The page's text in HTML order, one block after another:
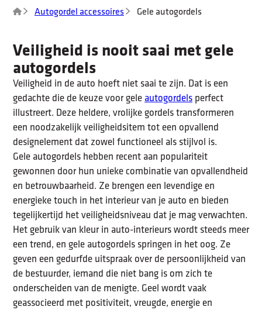
Autogordel accessoires Gele autogordels
Veiligheid is nooit saai met gele
autogordels
Veiligheid in de auto hoeft niet saai te zijn. Dat is een
gedachte die de keuze voor gele autogordels perfect
illustreert. Deze heldere, vrolijke gordels transformeren
een noodzakelijk veiligheidsitem tot een opvallend
designelement dat zowel functioneel als stijlvol is.
Gele autogordels hebben recent aan populariteit
gewonnen door hun unieke combinatie van opvallendheid
en betrouwbaarheid. Ze brengen een levendige en
energieke touch in het interieur van je auto en bieden
tegelijkertijd het veiligheidsniveau dat je mag verwachten.
Het gebruik van kleur in auto-interieurs wordt steeds meer
een trend, en gele autogordels springen in het oog. Ze
geven een gedurfde uitspraak over de persoonlijkheid van
de bestuurder, iemand die niet bang is om zich te
onderscheiden van de menigte. Geel wordt vaak
geassocieerd met positiviteit, vreugde, energie en